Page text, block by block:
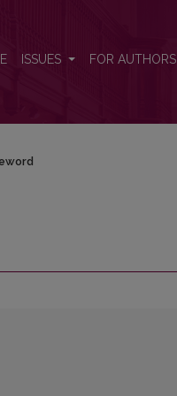
ISSUES FOR AUTHORS